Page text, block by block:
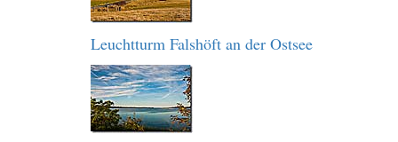
Leuchtturm Falshöft an der Ostsee